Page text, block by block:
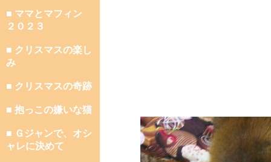
■ ママとマフィン
２０２３
■ クリスマスの楽し
み
■ クリスマスの奇跡
■ 抱っこの嫌いな猫
■ Ｇジャンで、オシ
ャレに決めて